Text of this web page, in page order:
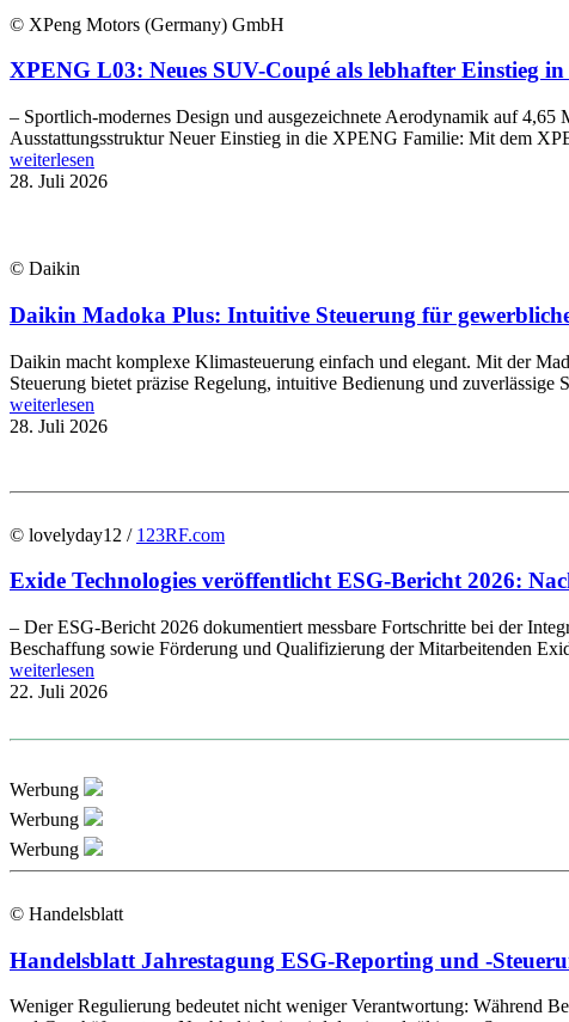
© XPeng Motors (Germany) GmbH
XPENG L03: Neues SUV-Coupé als lebhafter Einstieg
– Sportlich-modernes Design und ausgezeichnete Aerodynamik auf
Ausstattungsstruktur Neuer Einstieg in die XPENG Familie: Mit dem
weiterlesen
28. Juli 2026
© Daikin
Daikin Madoka Plus: Intuitive Steuerung für
Daikin macht komplexe Klimasteuerung einfach und elegant. Mit der
Steuerung bietet präzise Regelung, intuitive Bedienung und
weiterlesen
28. Juli 2026
© lovelyday12 / 123RF.com
Exide Technologies veröffentlicht ESG-Bericht 2026:
– Der ESG-Bericht 2026 dokumentiert messbare Fortschritte bei der
Beschaffung sowie Förderung und Qualifizierung der Mitarbeitenden
weiterlesen
22. Juli 2026
Werbung
Werbung
Werbung
© Handelsblatt
Handelsblatt Jahrestagung ESG-Reporting und -
Weniger Regulierung bedeutet nicht weniger Verantwortung: Während